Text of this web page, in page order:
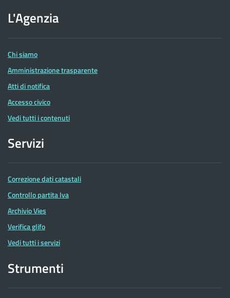
dell'Agenzia
delle
Entrate
L'Agenzia
Chi siamo
Amministrazione trasparente
Atti di notifica
Accesso civico
Vedi tutti i contenuti
Servizi
Correzione dati catastali
Controllo partita Iva
Archivio Vies
Verifica glifo
Vedi tutti i servizi
Strumenti